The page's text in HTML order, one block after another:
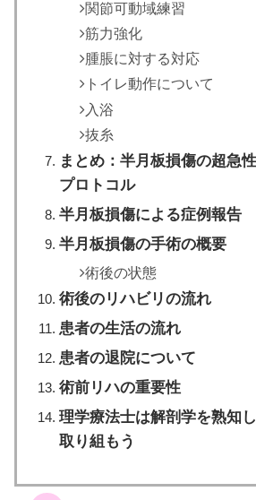
関節可動域練習
筋力強化
腫脹に対する対応
トイレ動作について
入浴
抜糸
まとめ：半月板損傷の超急
プロトコル
半月板損傷による症例報告
半月板損傷の手術の概要
術後の状態
術後のリハビリの流れ
患者の生活の流れ
患者の退院について
術前リハの重要性
理学療法士は解剖学を熟知
取り組もう